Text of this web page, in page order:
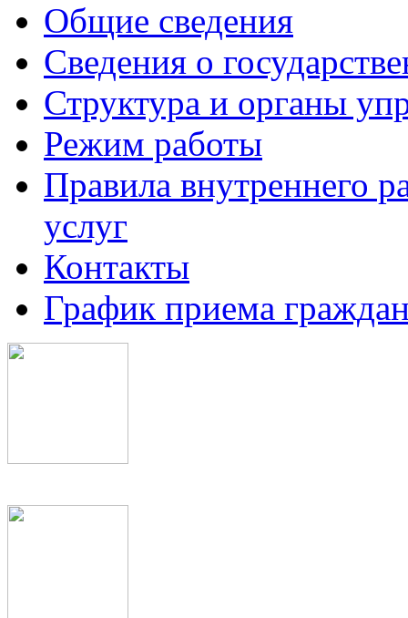
Общие сведения
Сведения о
Структура и органы
Режим работы
Правила внутреннего
услуг
Контакты
График приема